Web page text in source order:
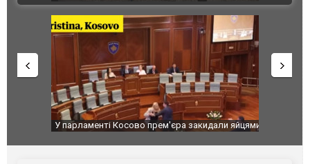
У парламенті Косово прем'єра закидали яйцями
Приїхав
до
зіркового